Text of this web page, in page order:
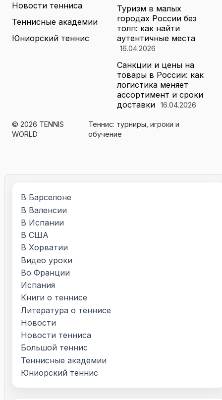
Новости тенниса
Теннисные академии
Юниорский теннис
Туризм в малых
городах России без
толп: как найти
аутентичные места
16.04.2026
Санкции и цены на
товары в России: как
логистика меняет
ассортимент и сроки
доставки
16.04.2026
© 2026 TENNIS
WORLD
Теннис: турниры, игроки и
обучение
В Барселоне
В Валенсии
В Испании
В США
В Хорватии
Видео уроки
Во Франции
Испания
Книги о теннисе
Литература о теннисе
Новости
Новости тенниса
Большой теннис
Теннисные академии
Юниорский теннис